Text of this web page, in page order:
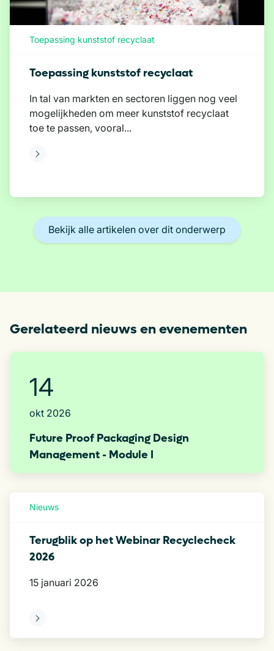
Toepassing kunststof recyclaat
Toepassing kunststof recyclaat
In tal van markten en sectoren liggen nog veel
mogelijkheden om meer kunststof recyclaat
toe te passen, vooral...
Bekijk alle artikelen over dit onderwerp
Gerelateerd nieuws en evenementen
14
okt 2026
Future Proof Packaging Design
Management​ - Module I
Nieuws
Terugblik op het Webinar Recyclecheck
2026
15 januari 2026